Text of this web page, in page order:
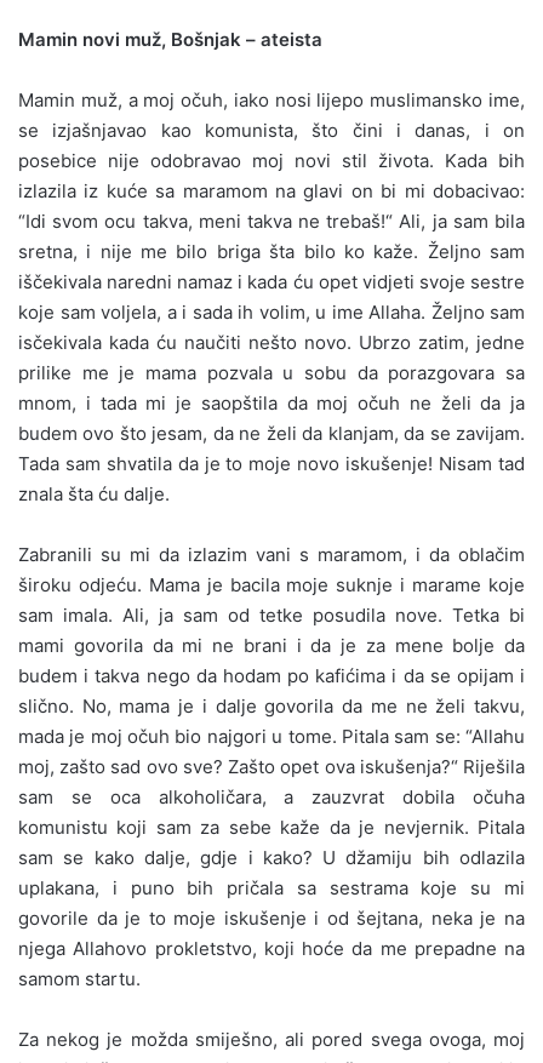
Mamin novi muž, Bošnjak – ateista
Mamin muž, a moj očuh, iako nosi lijepo muslimansko ime,
se izjašnjavao kao komunista, što čini i danas, i on
posebice nije odobravao moj novi stil života. Kada bih
izlazila iz kuće sa maramom na glavi on bi mi dobacivao:
“Idi svom ocu takva, meni takva ne trebaš!“ Ali, ja sam bila
sretna, i nije me bilo briga šta bilo ko kaže. Željno sam
iščekivala naredni namaz i kada ću opet vidjeti svoje sestre
koje sam voljela, a i sada ih volim, u ime Allaha. Željno sam
isčekivala kada ću naučiti nešto novo. Ubrzo zatim, jedne
prilike me je mama pozvala u sobu da porazgovara sa
mnom, i tada mi je saopštila da moj očuh ne želi da ja
budem ovo što jesam, da ne želi da klanjam, da se zavijam.
Tada sam shvatila da je to moje novo iskušenje! Nisam tad
znala šta ću dalje.
Zabranili su mi da izlazim vani s maramom, i da oblačim
široku odjeću. Mama je bacila moje suknje i marame koje
sam imala. Ali, ja sam od tetke posudila nove. Tetka bi
mami govorila da mi ne brani i da je za mene bolje da
budem i takva nego da hodam po kafićima i da se opijam i
slično. No, mama je i dalje govorila da me ne želi takvu,
mada je moj očuh bio najgori u tome. Pitala sam se: “Allahu
moj, zašto sad ovo sve? Zašto opet ova iskušenja?“ Riješila
sam se oca alkoholičara, a zauzvrat dobila očuha
komunistu koji sam za sebe kaže da je nevjernik. Pitala
sam se kako dalje, gdje i kako? U džamiju bih odlazila
uplakana, i puno bih pričala sa sestrama koje su mi
govorile da je to moje iskušenje i od šejtana, neka je na
njega Allahovo prokletstvo, koji hoće da me prepadne na
samom startu.
Za nekog je možda smiješno, ali pored svega ovoga, moj